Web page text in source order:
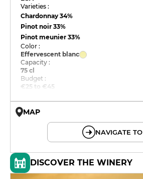
Varieties :
Chardonnay34%
Pinot noir33%
Pinot meunier33%
Color :
Effervescent blanc
Capacity :
75 cl
Budget :
€25 to €45
MAP
NAVIGATE TO
DISCOVER THE WINERY